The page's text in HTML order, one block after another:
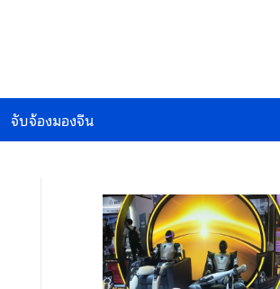
จับจ้องมองจีน